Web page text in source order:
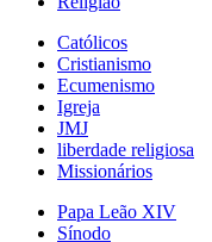
Católicos
Cristianismo
Ecumenismo
Igreja
JMJ
liberdade religiosa
Missionários
Papa Leão XIV
Sínodo